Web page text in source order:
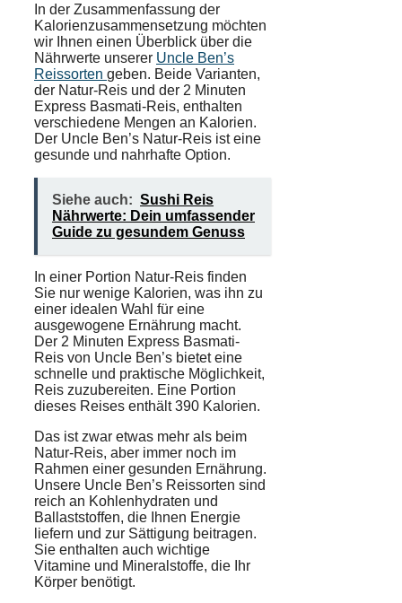
In der Zusammenfassung der
Kalorienzusammensetzung möchten
wir Ihnen einen Überblick über die
Nährwerte unserer Uncle Ben’s
Reissorten geben. Beide Varianten,
der Natur-Reis und der 2 Minuten
Express Basmati-Reis, enthalten
verschiedene Mengen an Kalorien.
Der Uncle Ben’s Natur-Reis ist eine
gesunde und nahrhafte Option.
Siehe auch: Sushi Reis
Nährwerte: Dein umfassender
Guide zu gesundem Genuss
In einer Portion Natur-Reis finden
Sie nur wenige Kalorien, was ihn zu
einer idealen Wahl für eine
ausgewogene Ernährung macht.
Der 2 Minuten Express Basmati-
Reis von Uncle Ben’s bietet eine
schnelle und praktische Möglichkeit,
Reis zuzubereiten. Eine Portion
dieses Reises enthält 390 Kalorien.
Das ist zwar etwas mehr als beim
Natur-Reis, aber immer noch im
Rahmen einer gesunden Ernährung.
Unsere Uncle Ben’s Reissorten sind
reich an Kohlenhydraten und
Ballaststoffen, die Ihnen Energie
liefern und zur Sättigung beitragen.
Sie enthalten auch wichtige
Vitamine und Mineralstoffe, die Ihr
Körper benötigt.